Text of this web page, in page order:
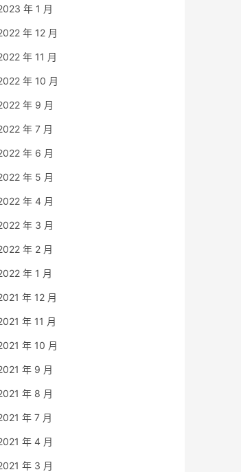
年 1 月
年 12 月
年 11 月
年 10 月
年 9 月
年 7 月
年 6 月
年 5 月
年 4 月
年 3 月
年 2 月
年 1 月
年 12 月
年 11 月
年 10 月
年 9 月
年 8 月
年 7 月
年 4 月
年 3 月